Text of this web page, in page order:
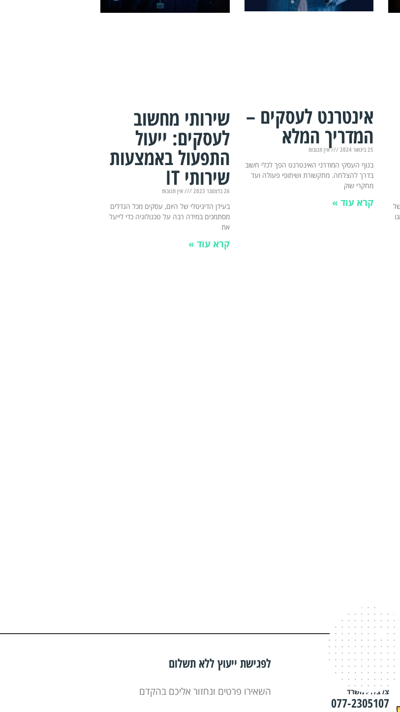
אינטרנט לעסקים –
המדריך המלא
25 בינואר 2024 אין תגובות
בנוף העסקי המודרני האינטרנט הפך לכלי חשוב
בדרך להצלחה. מתקשורת ושיתופי פעולה ועד
מחקרי שוק
קרא עוד »
שירותי מחשוב
לעסקים: ייעול
התפעול באמצעות
שירותי IT
26 בדצמבר 2023 אין תגובות
בעידן הדיגיטלי של היום, עסקים מכל הגדלים
מסתמכים במידה רבה על טכנולוגיה כדי לייעל
את
קרא עוד »
קשר
צלצלו למשרד
077-2305107
לפגישת ייעוץ ללא תשלום
השאירו פרטים ונחזור אליכם בהקדם